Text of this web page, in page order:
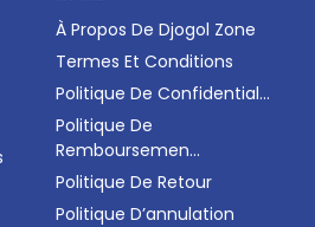
À Propos De Djogol Zone
Termes Et Conditions
Politique De Confidential...
Politique De
Remboursemen...
Politique De Retour
Politique D’annulation